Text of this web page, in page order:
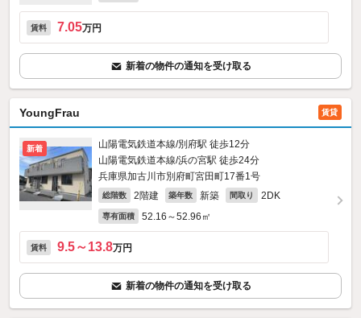
賃料 7.05万円
新着の物件の通知を受け取る
YoungFrau 賃貸
新着
山陽電気鉄道本線/別府駅 徒歩12分
山陽電気鉄道本線/浜の宮駅 徒歩24分
兵庫県加古川市別府町宮田町17番1号
総階数 2階建 築年数 新築 間取り 2DK
専有面積 52.16～52.96㎡
賃料 9.5～13.8万円
新着の物件の通知を受け取る